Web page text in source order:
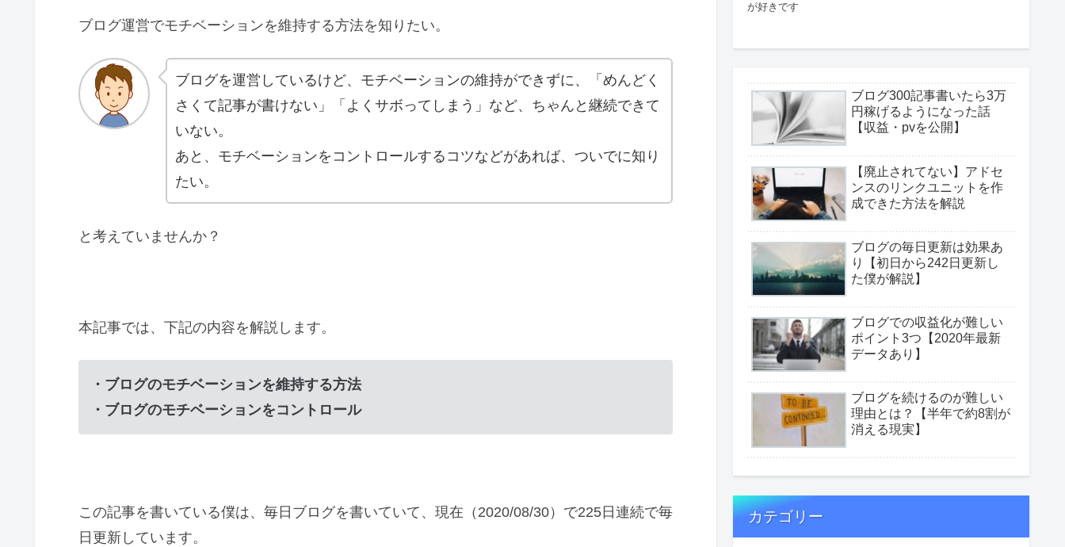
ブログ運営でモチベーションを維持する方法を知りたい。
ブログを運営しているけど、モチベーションの維持ができずに、「めんどく
さくて記事が書けない」「よくサボってしまう」など、ちゃんと継続できて
いない。
あと、モチベーションをコントロールするコツなどがあれば、ついでに知り
たい。
と考えていませんか？
本記事では、下記の内容を解説します。
・ブログのモチベーションを維持する方法
・ブログのモチベーションをコントロール
この記事を書いている僕は、毎日ブログを書いていて、現在（2020/08/30）で225日連続で毎
日更新しています。
が好きです
ブログ300記事書いたら3万
円稼げるようになった話
【収益・pvを公開】
【廃止されてない】アドセ
ンスのリンクユニットを作
成できた方法を解説
ブログの毎日更新は効果あ
り【初日から242日更新し
た僕が解説】
ブログでの収益化が難しい
ポイント3つ【2020年最新
データあり】
ブログを続けるのが難しい
理由とは？【半年で約8割が
消える現実】
カテゴリー